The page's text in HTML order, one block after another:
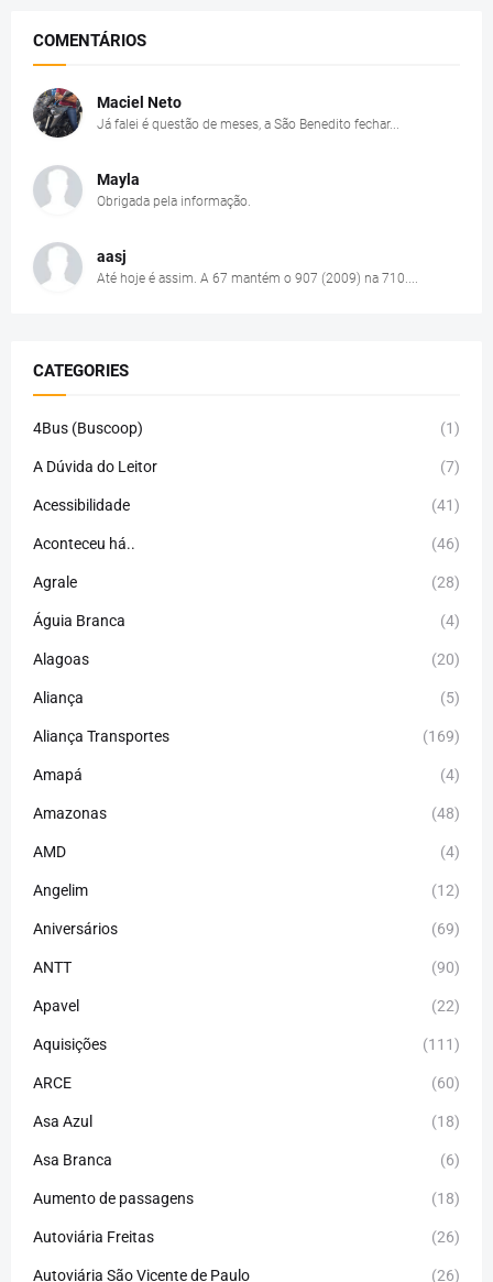
COMENTÁRIOS
Maciel Neto
Já falei é questão de meses, a São Benedito fechar...
Mayla
Obrigada pela informação.
aasj
Até hoje é assim. A 67 mantém o 907 (2009) na 710....
CATEGORIES
4Bus (Buscoop) (1)
A Dúvida do Leitor (7)
Acessibilidade (41)
Aconteceu há.. (46)
Agrale (28)
Águia Branca (4)
Alagoas (20)
Aliança (5)
Aliança Transportes (169)
Amapá (4)
Amazonas (48)
AMD (4)
Angelim (12)
Aniversários (69)
ANTT (90)
Apavel (22)
Aquisições (111)
ARCE (60)
Asa Azul (18)
Asa Branca (6)
Aumento de passagens (18)
Autoviária Freitas (26)
Autoviária São Vicente de Paulo (26)